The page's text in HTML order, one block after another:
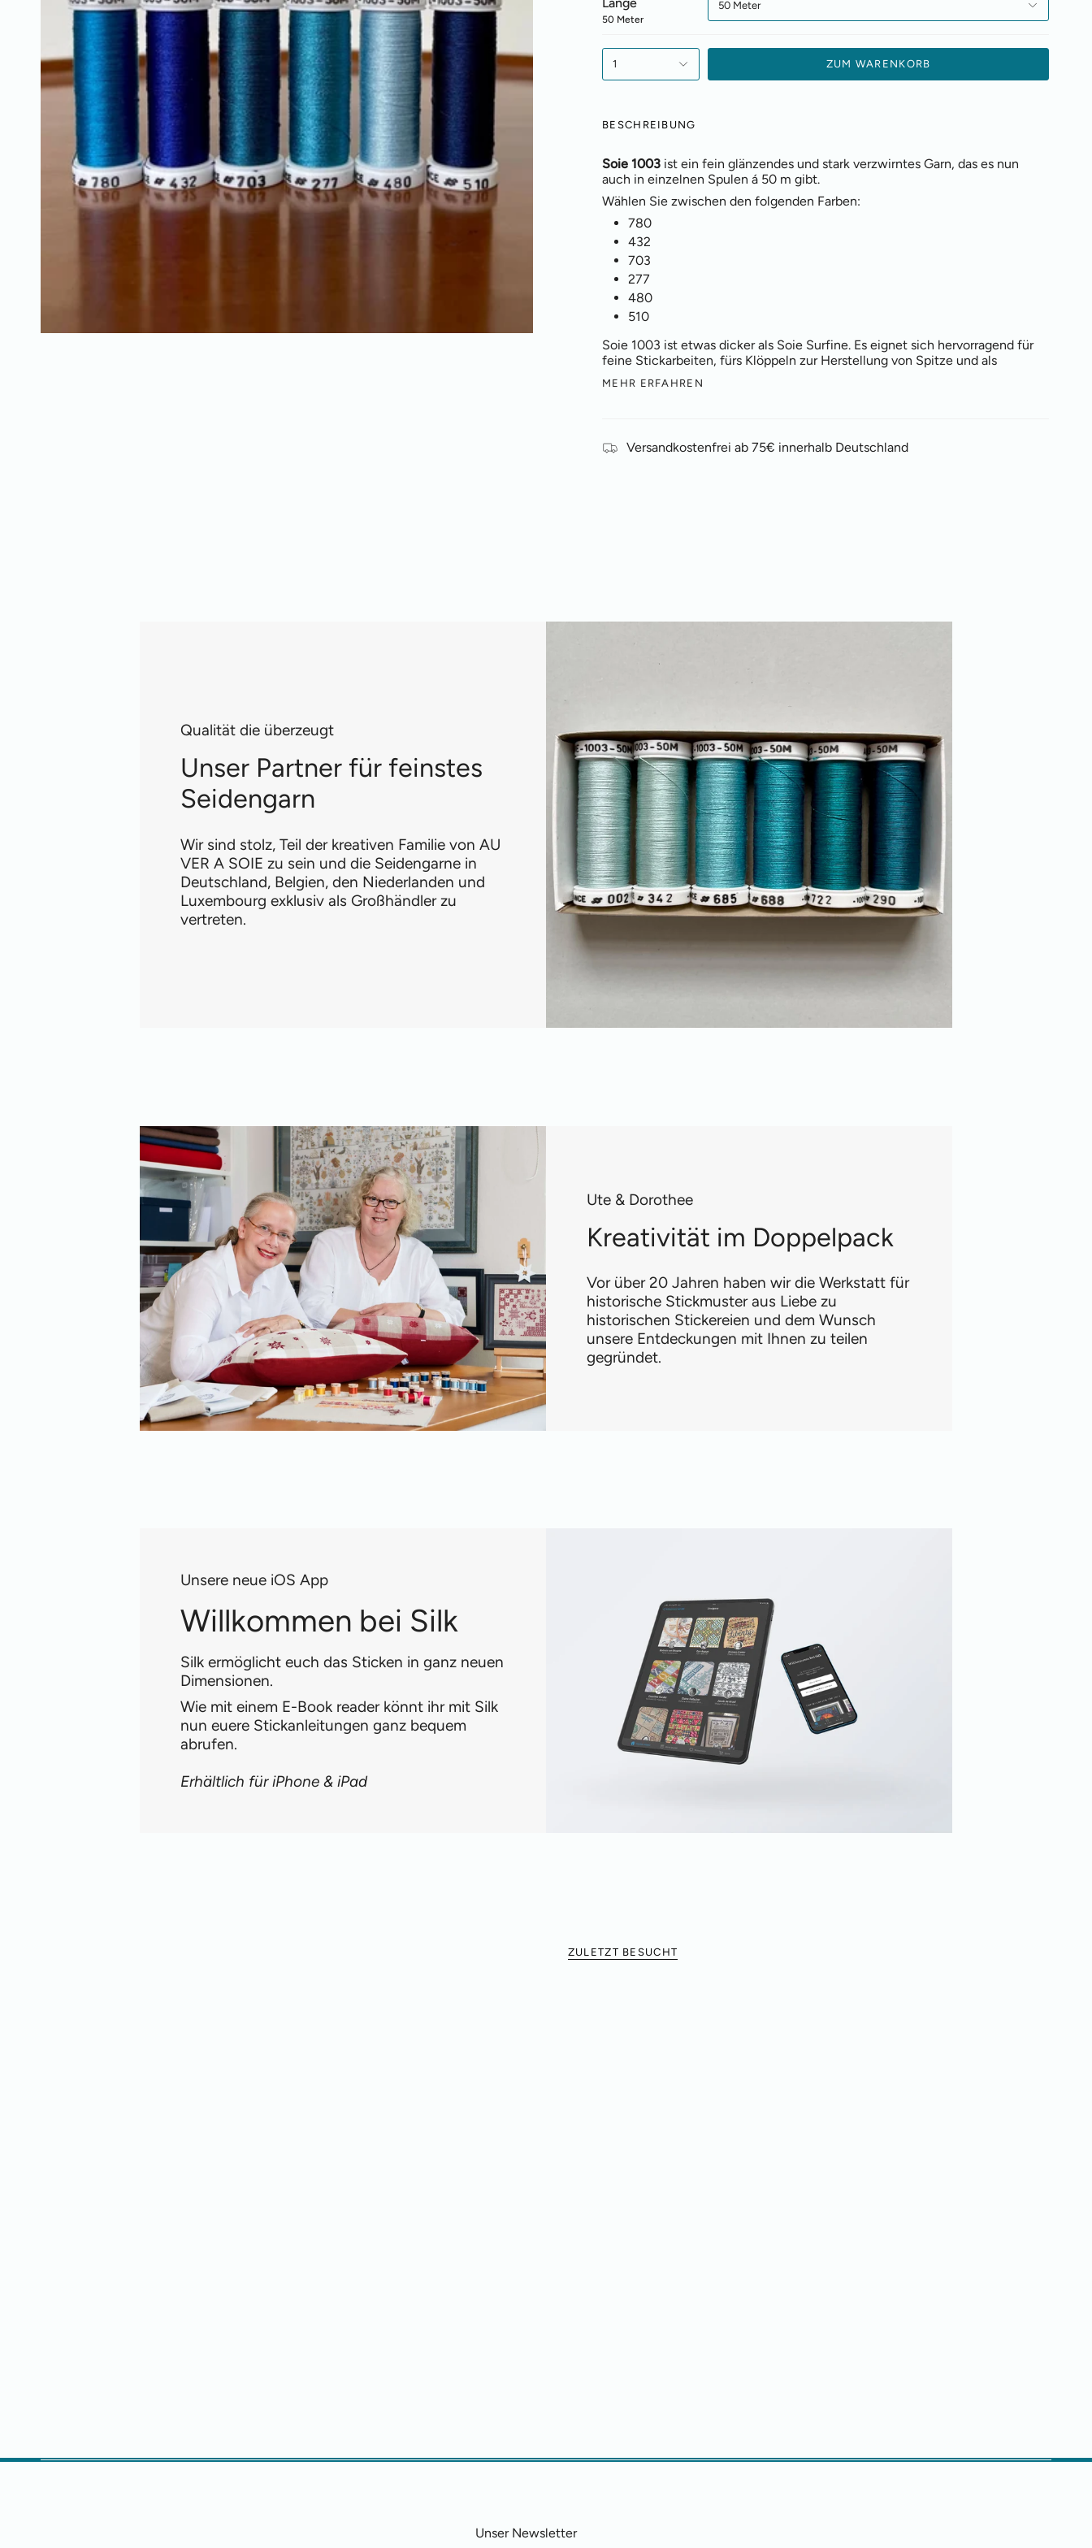
50 Meter
50 Meter
1 ZUM WARENKORB
BESCHREIBUNG
Soie 1003 ist ein fein glänzendes und stark verzwirntes Garn, das es nun
auch in einzelnen Spulen á 50 m gibt.
Wählen Sie zwischen den folgenden Farben:
780
432
703
277
480
510
Soie 1003 ist etwas dicker als Soie Surfine. Es eignet sich hervorragend für
feine Stickarbeiten, fürs Klöppeln zur Herstellung von Spitze und als
MEHR ERFAHREN
Versandkostenfrei ab 75€ innerhalb Deutschland
Qualität die überzeugt
Unser Partner für feinstes
Seidengarn
Wir sind stolz, Teil der kreativen Familie von AU
VER A SOIE zu sein und die Seidengarne in
Deutschland, Belgien, den Niederlanden und
Luxembourg exklusiv als Großhändler zu
vertreten.
Ute & Dorothee
Kreativität im Doppelpack
Vor über 20 Jahren haben wir die Werkstatt für
historische Stickmuster aus Liebe zu
historischen Stickereien und dem Wunsch
unsere Entdeckungen mit Ihnen zu teilen
gegründet.
Unsere neue iOS App
Willkommen bei Silk
Silk ermöglicht euch das Sticken in ganz neuen
Dimensionen.
Wie mit einem E-Book reader könnt ihr mit Silk
nun euere Stickanleitungen ganz bequem
abrufen.
Erhältlich für iPhone & iPad
ZULETZT BESUCHT
Unser Newsletter